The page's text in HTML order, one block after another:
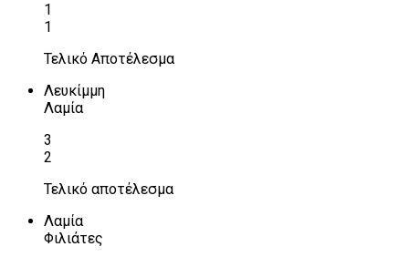
1
1
Τελικό Αποτέλεσμα
Λευκίμμη
Λαμία
3
2
Τελικό αποτέλεσμα
Λαμία
Φιλιάτες